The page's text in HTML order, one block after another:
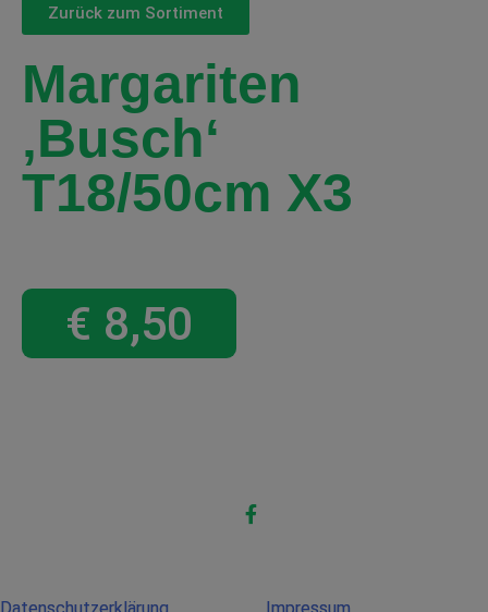
Zurück zum Sortiment
Margariten
‚Busch‘
T18/50cm X3
€ 8,50